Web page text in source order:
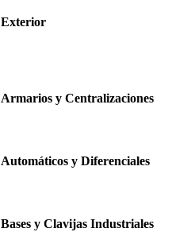
Exterior
Armarios y Centralizaciones
Automáticos y Diferenciales
Bases y Clavijas Industriales